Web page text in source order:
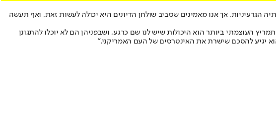
הגרעיניות, אך אנו מאמינים שסביב שולחן הדיונים היא יכולה לעשות זאת, ואף תעשה
העוצמתי ביותר הוא היכולות שיש לנו שם כרגע, ושבפניהן הם לא יוכלו להתגונן
יגיע להסכם שישרת את האינטרסים של העם האמריקני."